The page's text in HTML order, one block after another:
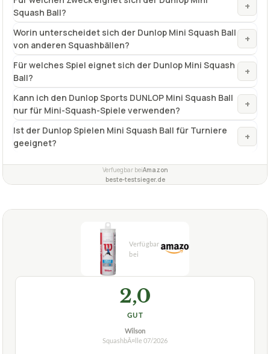
Squash Ball?
+
Worin unterscheidet sich der Dunlop Mini Squash Ball
von anderen Squashbällen?
+
Für welches Spiel eignet sich der Dunlop Mini Squash
Ball?
+
Kann ich den Dunlop Sports DUNLOP Mini Squash Ball
nur für Mini-Squash-Spiele verwenden?
+
Ist der Dunlop Spielen Mini Squash Ball für Turniere
geeignet?
+
Verfuegbar beiAmazon
beste-testsieger.de
2,0
GUT
Wilson
SquashbÃ¤lle 07/2026